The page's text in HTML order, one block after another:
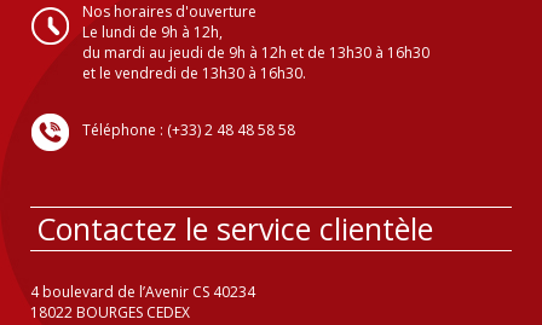
Nos horaires d'ouverture
Le lundi de 9h à 12h,
du mardi au jeudi de 9h à 12h et de 13h30 à 16h30
et le vendredi de 13h30 à 16h30.
Téléphone : (+33) 2 48 48 58 58
Contactez le service clientèle
4 boulevard de l’Avenir CS 40234
18022 BOURGES CEDEX